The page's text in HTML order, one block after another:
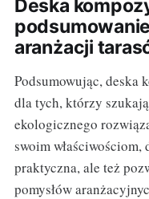
Deska
aranżacji
Podsumowując, deska
dla tych, którzy
ekologicznego
swoim
praktyczna, ale też
pomysłów